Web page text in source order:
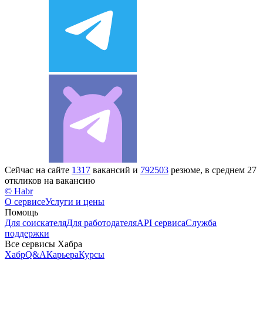
Сейчас на сайте 1317 вакансий и 792503 резюме, в среднем 27
откликов на вакансию
© Habr
О сервисеУслуги и цены
Помощь
Для соискателяДля работодателяAPI сервисаСлужба
поддержки
Все сервисы Хабра
ХабрQ&AКарьераКурсы